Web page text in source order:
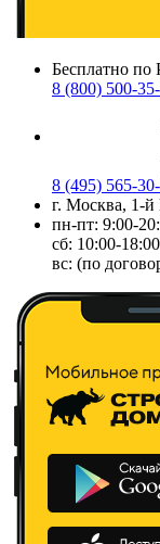
Бесплатно по
8 (800) 500-
8 (495) 565-
г. Москва, 1-й
пн-пт: 9:00-
сб: 10:00-18:00
вс: (по